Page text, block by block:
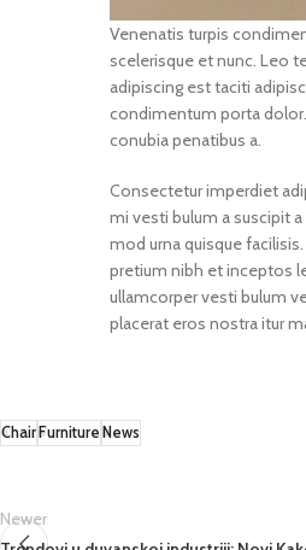
Venenatis turpis
scelerisque et nunc. Leo
adipiscing est taciti
condimentum porta
conubia penatibus a.
Consectetur imperdiet
mi vesti bulum a suscipit
mod urna quisque
pretium nibh et inceptos
ullamcorper vesti bulum
placerat eros nostra itur
Chair Furniture News
Newer